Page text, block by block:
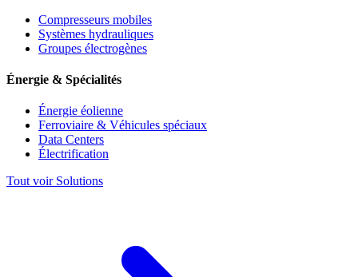
Compresseurs mobiles
Systèmes hydrauliques
Groupes électrogènes
Énergie & Spécialités
Énergie éolienne
Ferroviaire & Véhicules spéciaux
Data Centers
Électrification
Tout voir Solutions